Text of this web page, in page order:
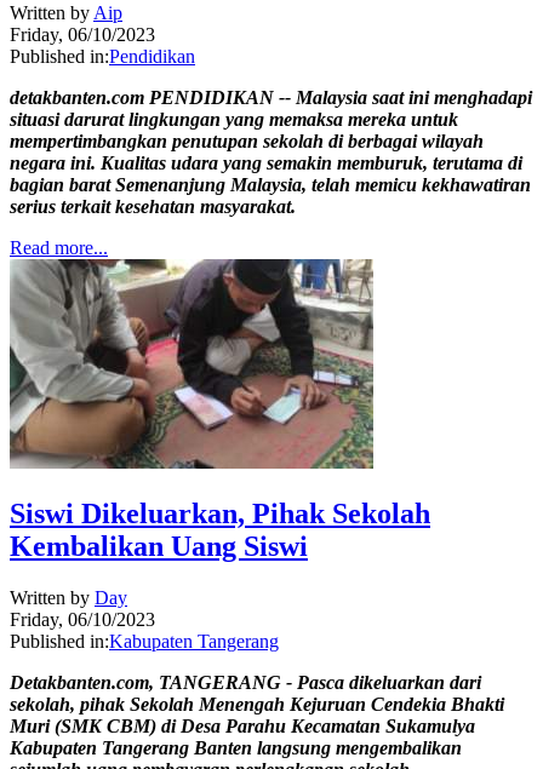
Written by Aip
Friday, 06/10/2023
Published in:Pendidikan
detakbanten.com PENDIDIKAN -- Malaysia saat ini menghadapi
situasi darurat lingkungan yang memaksa mereka untuk
mempertimbangkan penutupan sekolah di berbagai wilayah
negara ini. Kualitas udara yang semakin memburuk, terutama di
bagian barat Semenanjung Malaysia, telah memicu kekhawatiran
serius terkait kesehatan masyarakat.
Read more...
Siswi Dikeluarkan, Pihak Sekolah
Kembalikan Uang Siswi
Written by Day
Friday, 06/10/2023
Published in:Kabupaten Tangerang
Detakbanten.com, TANGERANG - Pasca dikeluarkan dari
sekolah, pihak Sekolah Menengah Kejuruan Cendekia Bhakti
Muri (SMK CBM) di Desa Parahu Kecamatan Sukamulya
Kabupaten Tangerang Banten langsung mengembalikan